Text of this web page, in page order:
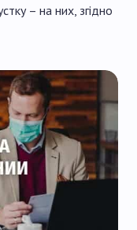
– на них, згідно